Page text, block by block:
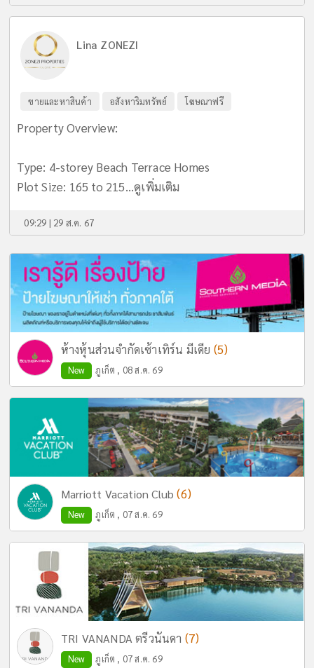
Lina ZONEZI
ขายและหาสินค้า อสังหาริมทรัพย์ โฆษณาฟรี
Property Overview:
Type: 4-storey Beach Terrace Homes
Plot Size: 165 to 215...ดูเพิ่มเติม
09:29 | 29 ส.ค. 67
ห้างหุ้นส่วนจำกัดเซ้าเทิร์น มีเดีย (5)
New ภูเก็ต , 08 ส.ค. 69
Marriott Vacation Club(6)
New ภูเก็ต , 07 ส.ค. 69
TRI VANANDA ตรีวนันดา (7)
New ภูเก็ต , 07 ส.ค. 69